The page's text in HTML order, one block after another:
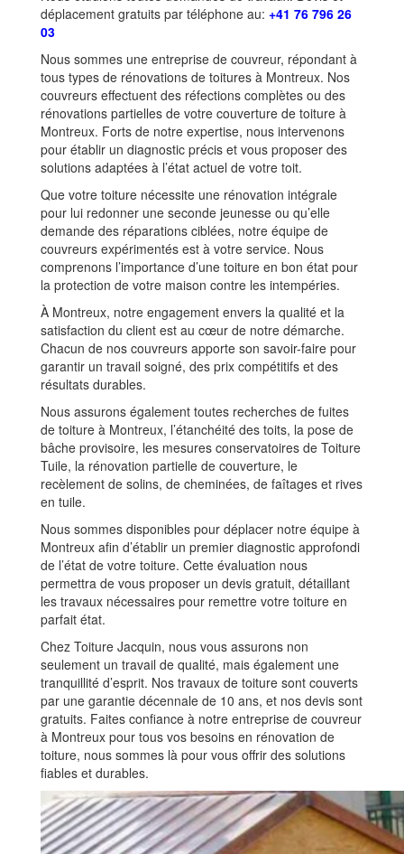
déplacement gratuits par téléphone au: +41 76 796 26
03
Nous sommes une entreprise de couvreur, répondant à
tous types de rénovations de toitures à Montreux. Nos
couvreurs effectuent des réfections complètes ou des
rénovations partielles de votre couverture de toiture à
Montreux. Forts de notre expertise, nous intervenons
pour établir un diagnostic précis et vous proposer des
solutions adaptées à l’état actuel de votre toit.
Que votre toiture nécessite une rénovation intégrale
pour lui redonner une seconde jeunesse ou qu’elle
demande des réparations ciblées, notre équipe de
couvreurs expérimentés est à votre service. Nous
comprenons l’importance d’une toiture en bon état pour
la protection de votre maison contre les intempéries.
À Montreux, notre engagement envers la qualité et la
satisfaction du client est au cœur de notre démarche.
Chacun de nos couvreurs apporte son savoir-faire pour
garantir un travail soigné, des prix compétitifs et des
résultats durables.
Nous assurons également toutes recherches de fuites
de toiture à Montreux, l’étanchéité des toits, la pose de
bâche provisoire, les mesures conservatoires de Toiture
Tuile, la rénovation partielle de couverture, le
recèlement de solins, de cheminées, de faîtages et rives
en tuile.
Nous sommes disponibles pour déplacer notre équipe à
Montreux afin d’établir un premier diagnostic approfondi
de l’état de votre toiture. Cette évaluation nous
permettra de vous proposer un devis gratuit, détaillant
les travaux nécessaires pour remettre votre toiture en
parfait état.
Chez Toiture Jacquin, nous vous assurons non
seulement un travail de qualité, mais également une
tranquillité d’esprit. Nos travaux de toiture sont couverts
par une garantie décennale de 10 ans, et nos devis sont
gratuits. Faites confiance à notre entreprise de couvreur
à Montreux pour tous vos besoins en rénovation de
toiture, nous sommes là pour vous offrir des solutions
fiables et durables.